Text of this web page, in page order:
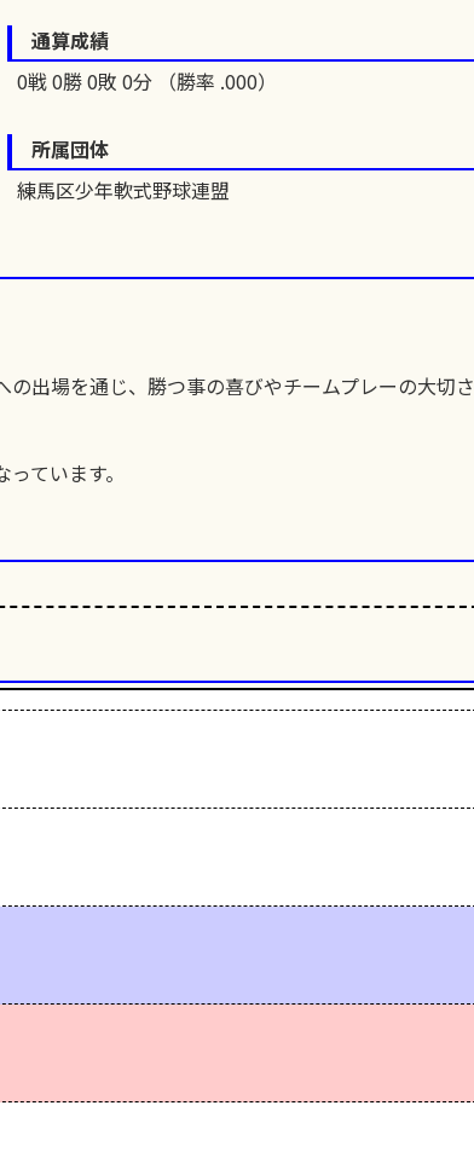
通算成績
0戦 0勝 0敗 0分 （勝率 .000）
所属団体
練馬区少年軟式野球連盟
出場を通じ、勝つ事の喜びやチームプレーの大切さ
ています。